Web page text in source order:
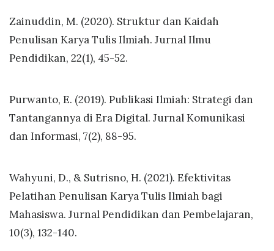
Zainuddin, M. (2020). Struktur dan Kaidah
Penulisan Karya Tulis Ilmiah. Jurnal Ilmu
Pendidikan, 22(1), 45-52.
Purwanto, E. (2019). Publikasi Ilmiah: Strategi dan
Tantangannya di Era Digital. Jurnal Komunikasi
dan Informasi, 7(2), 88-95.
Wahyuni, D., & Sutrisno, H. (2021). Efektivitas
Pelatihan Penulisan Karya Tulis Ilmiah bagi
Mahasiswa. Jurnal Pendidikan dan Pembelajaran,
10(3), 132-140.